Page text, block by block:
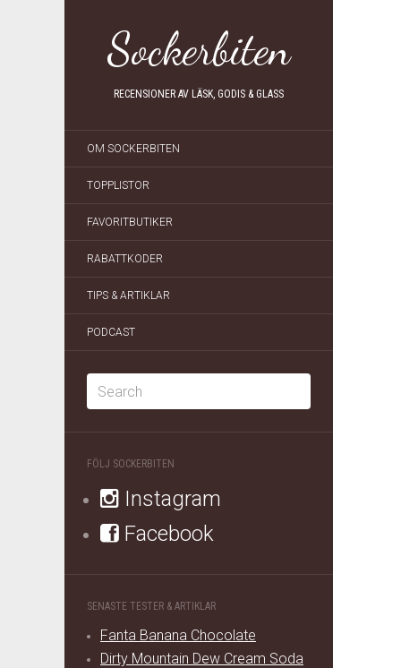
Sockerbiten
RECENSIONER AV LÄSK, GODIS & GLASS
OM SOCKERBITEN
TOPPLISTOR
FAVORITBUTIKER
RABATTKODER
TIPS & ARTIKLAR
PODCAST
FÖLJ SOCKERBITEN
Instagram
Facebook
SENASTE TESTER & ARTIKLAR
Fanta Banana Chocolate
Dirty Mountain Dew Cream Soda